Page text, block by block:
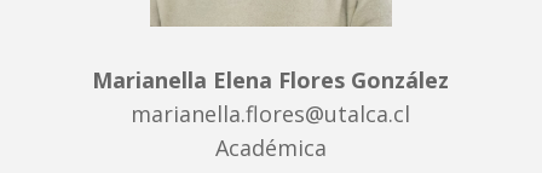
Marianella Elena Flores González
marianella.flores@utalca.cl
Académica